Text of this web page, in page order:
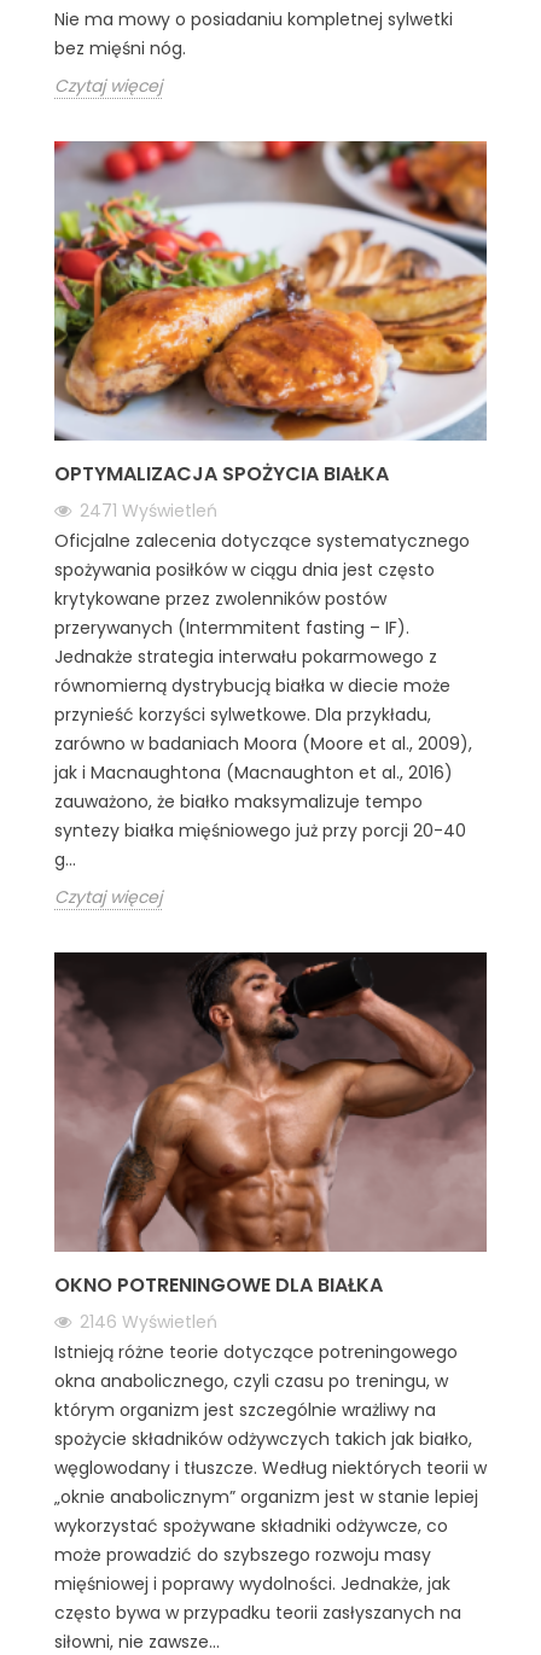
Nie ma mowy o posiadaniu kompletnej sylwetki
bez mięśni nóg.
Czytaj więcej
OPTYMALIZACJA SPOŻYCIA BIAŁKA
2471 Wyświetleń
Oficjalne zalecenia dotyczące systematycznego
spożywania posiłków w ciągu dnia jest często
krytykowane przez zwolenników postów
przerywanych (Intermmitent fasting – IF).
Jednakże strategia interwału pokarmowego z
równomierną dystrybucją białka w diecie może
przynieść korzyści sylwetkowe. Dla przykładu,
zarówno w badaniach Moora (Moore et al., 2009),
jak i Macnaughtona (Macnaughton et al., 2016)
zauważono, że białko maksymalizuje tempo
syntezy białka mięśniowego już przy porcji 20-40
g...
Czytaj więcej
OKNO POTRENINGOWE DLA BIAŁKA
2146 Wyświetleń
Istnieją różne teorie dotyczące potreningowego
okna anabolicznego, czyli czasu po treningu, w
którym organizm jest szczególnie wrażliwy na
spożycie składników odżywczych takich jak białko,
węglowodany i tłuszcze. Według niektórych teorii w
„oknie anabolicznym” organizm jest w stanie lepiej
wykorzystać spożywane składniki odżywcze, co
może prowadzić do szybszego rozwoju masy
mięśniowej i poprawy wydolności. Jednakże, jak
często bywa w przypadku teorii zasłyszanych na
siłowni, nie zawsze...